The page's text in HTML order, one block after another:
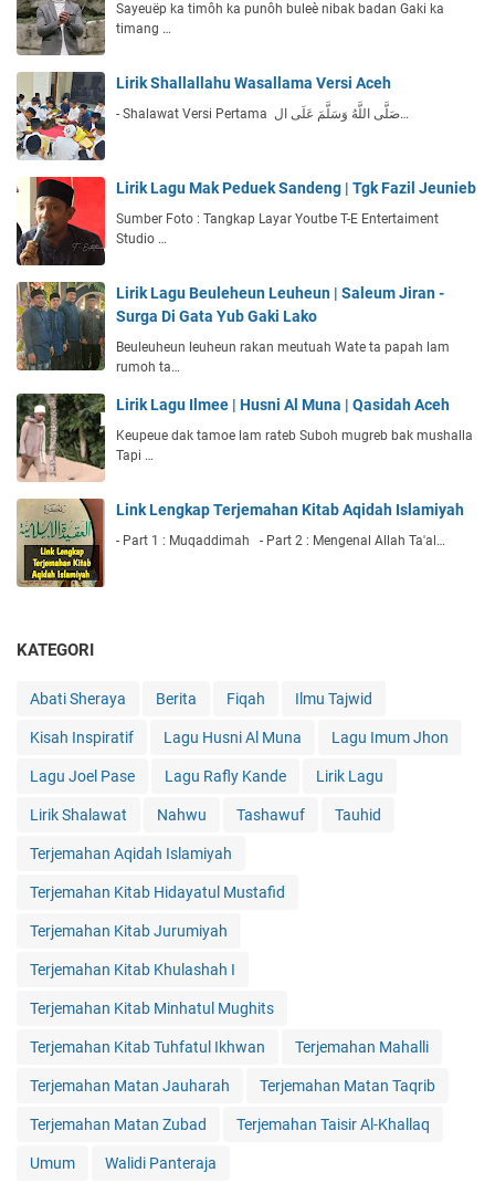
Sayeuëp ka timôh ka punôh buleè nibak badan Gaki ka
timang …
Lirik Shallallahu Wasallama Versi Aceh
- Shalawat Versi Pertama صَلَّى اللَّهُ وَسَلَّمَ عَلَى ال…
Lirik Lagu Mak Peduek Sandeng | Tgk Fazil Jeunieb
Sumber Foto : Tangkap Layar Youtbe T-E Entertaiment
Studio …
Lirik Lagu Beuleheun Leuheun | Saleum Jiran -
Surga Di Gata Yub Gaki Lako
Beuleuheun leuheun rakan meutuah Wate ta papah lam
rumoh ta…
Lirik Lagu Ilmee | Husni Al Muna | Qasidah Aceh
Keupeue dak tamoe lam rateb Suboh mugreb bak mushalla
Tapi …
Link Lengkap Terjemahan Kitab Aqidah Islamiyah
- Part 1 : Muqaddimah - Part 2 : Mengenal Allah Ta'al…
KATEGORI
Abati Sheraya Berita Fiqah Ilmu Tajwid
Kisah Inspiratif Lagu Husni Al Muna Lagu Imum Jhon
Lagu Joel Pase Lagu Rafly Kande Lirik Lagu
Lirik Shalawat Nahwu Tashawuf Tauhid
Terjemahan Aqidah Islamiyah
Terjemahan Kitab Hidayatul Mustafid
Terjemahan Kitab Jurumiyah
Terjemahan Kitab Khulashah I
Terjemahan Kitab Minhatul Mughits
Terjemahan Kitab Tuhfatul Ikhwan Terjemahan Mahalli
Terjemahan Matan Jauharah Terjemahan Matan Taqrib
Terjemahan Matan Zubad Terjemahan Taisir Al-Khallaq
Umum Walidi Panteraja